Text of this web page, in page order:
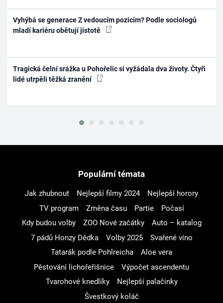
Vyhýbá se generace Z vedoucím pozicím? Podle sociologů
mladí kariéru obětují jistotě
Tragická čelní srážka u Pohořelic si vyžádala dva životy. Čtyři
lidé utrpěli těžká zranění
Populární témata
Jak zhubnout Nejlepší filmy 2024
Nejlepší horory
TV program
Změna času Partie
Počasí
Kdy budou volby
ZOO Nové začátky
Auto – katalog
7 pádů Honzy Dědka
Volby 2025
Svařené víno
Tatarák podle Pohlreicha
Aloe vera
Pěstování lichořeřišnice
Výpočet ascendentu
Tvarohové knedlíky
Nejlepší palačinky
Švestkový koláč